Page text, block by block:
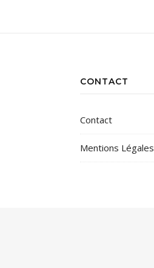
CONTACT
Contact
Mentions Légales